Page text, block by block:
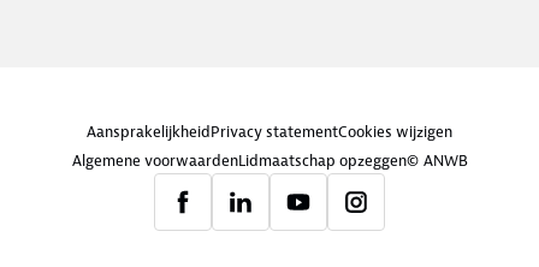
AansprakelijkheidPrivacy statementCookies wijzigen
Algemene voorwaardenLidmaatschap opzeggen© ANWB